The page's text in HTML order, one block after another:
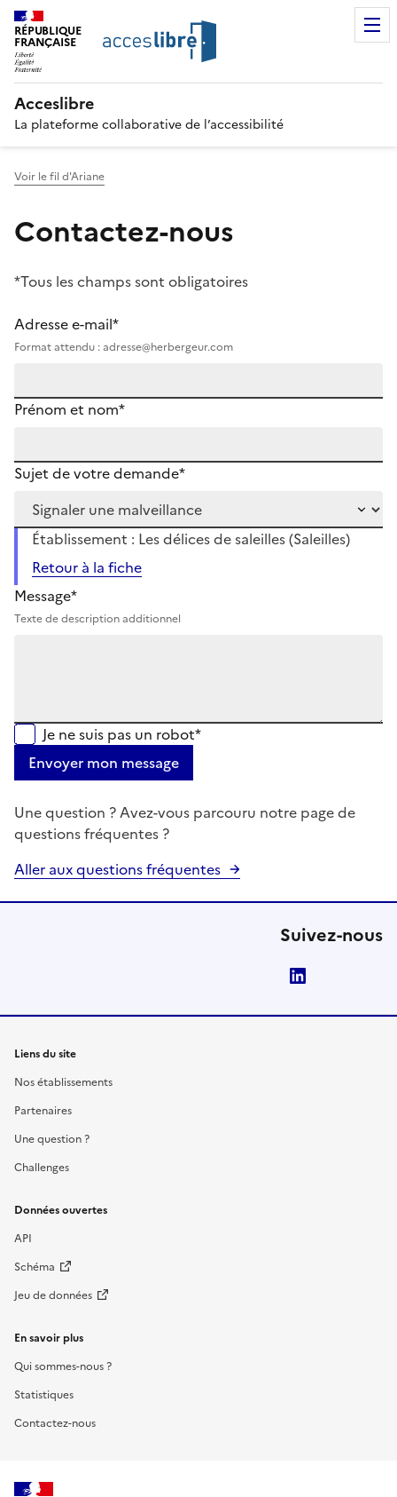
RÉPUBLIQUE
FRANÇAISE
Acceslibre
La plateforme collaborative de l’accessibilité
Voir le fil d'Ariane
Contactez-nous
*Tous les champs sont obligatoires
Adresse e-mail*
Format attendu : adresse@herbergeur.com
Prénom et nom*
Sujet de votre demande*
Établissement : Les délices de saleilles (Saleilles)
Retour à la fiche
Message*
Texte de description additionnel
Je ne suis pas un robot*
Envoyer mon message
Une question ? Avez-vous parcouru notre page de
questions fréquentes ?
Aller aux questions fréquentes
Suivez-nous
Liens du site
Nos établissements
Partenaires
Une question ?
Challenges
Données ouvertes
API
Schéma
Jeu de données
En savoir plus
Qui sommes-nous ?
Statistiques
Contactez-nous